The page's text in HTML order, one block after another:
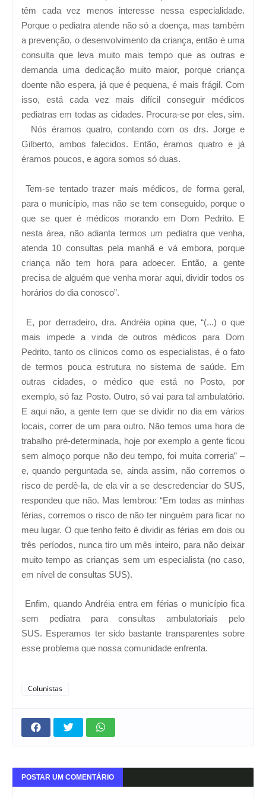
têm cada vez menos interesse nessa especialidade.
Porque o pediatra atende não só a doença, mas também
a prevenção, o desenvolvimento da criança, então é uma
consulta que leva muito mais tempo que as outras e
demanda uma dedicação muito maior, porque criança
doente não espera, já que é pequena, é mais frágil. Com
isso, está cada vez mais difícil conseguir médicos
pediatras em todas as cidades. Procura-se por eles, sim.
Nós éramos quatro, contando com os drs. Jorge e
Gilberto, ambos falecidos. Então, éramos quatro e já
éramos poucos, e agora somos só duas.
Tem-se tentado trazer mais médicos, de forma geral,
para o município, mas não se tem conseguido, porque o
que se quer é médicos morando em Dom Pedrito. E
nesta área, não adianta termos um pediatra que venha,
atenda 10 consultas pela manhã e vá embora, porque
criança não tem hora para adoecer. Então, a gente
precisa de alguém que venha morar aqui, dividir todos os
horários do dia conosco”.
E, por derradeiro, dra. Andréia opina que, “(...) o que
mais impede a vinda de outros médicos para Dom
Pedrito, tanto os clínicos como os especialistas, é o fato
de termos pouca estrutura no sistema de saúde. Em
outras cidades, o médico que está no Posto, por
exemplo, só faz Posto. Outro, só vai para tal ambulatório.
E aqui não, a gente tem que se dividir no dia em vários
locais, correr de um para outro. Não temos uma hora de
trabalho pré-determinada, hoje por exemplo a gente ficou
sem almoço porque não deu tempo, foi muita correria” –
e, quando perguntada se, ainda assim, não corremos o
risco de perdê-la, de ela vir a se descredenciar do SUS,
respondeu que não. Mas lembrou: “Em todas as minhas
férias, corremos o risco de não ter ninguém para ficar no
meu lugar. O que tenho feito é dividir as férias em dois ou
três períodos, nunca tiro um mês inteiro, para não deixar
muito tempo as crianças sem um especialista (no caso,
em nível de consultas SUS).
Enfim, quando Andréia entra em férias o município fica
sem pediatra para consultas ambulatoriais pelo
SUS. Esperamos ter sido bastante transparentes sobre
esse problema que nossa comunidade enfrenta.
Colunistas
POSTAR UM COMENTÁRIO